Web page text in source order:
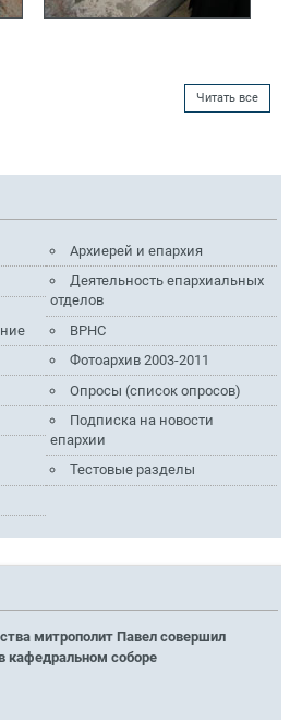
Читать все
Архиерей и епархия
Деятельность епархиальных
отделов
ВРНС
Фотоархив 2003-2011
Опросы (список опросов)
Подписка на новости
епархии
Тестовые разделы
митрополит Павел совершил
кафедральном соборе